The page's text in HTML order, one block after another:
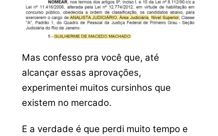
Mas confesso pra você que, até
alcançar essas aprovações,
experimentei muitos cursinhos que
existem no mercado.
E a verdade é que perdi muito tempo e